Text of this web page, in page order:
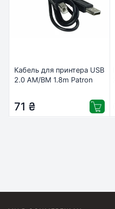
Кабель для принтера USB
2.0 AM/BM 1.8m Patron
71 ₴